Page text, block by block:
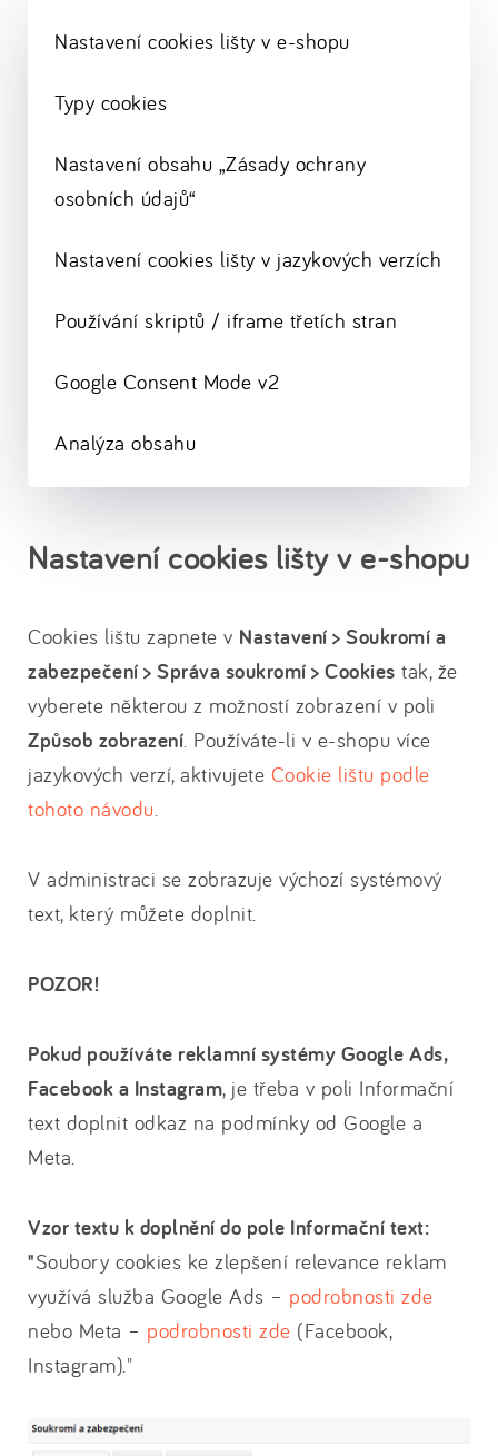
Nastavení cookies lišty v e-shopu
Typy cookies
Nastavení obsahu „Zásady ochrany
osobních údajů“
Nastavení cookies lišty v jazykových verzích
Používání skriptů / iframe třetích stran
Google Consent Mode v2
Analýza obsahu
Nastavení cookies lišty v e-shopu
Cookies lištu zapnete v Nastavení > Soukromí a
zabezpečení > Správa soukromí > Cookies tak, že
vyberete některou z možností zobrazení v poli
Způsob zobrazení. Používáte-li v e-shopu více
jazykových verzí, aktivujete Cookie lištu podle
tohoto návodu.
V administraci se zobrazuje výchozí systémový
text, který můžete doplnit.
POZOR!
Pokud používáte reklamní systémy Google Ads,
Facebook a Instagram, je třeba v poli Informační
text doplnit odkaz na podmínky od Google a
Meta.
Vzor textu k doplnění do pole Informační text:
"Soubory cookies ke zlepšení relevance reklam
využívá služba Google Ads – podrobnosti zde
nebo Meta – podrobnosti zde (Facebook,
Instagram)."